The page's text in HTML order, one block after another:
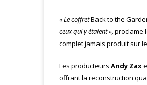
« Le coffretBack to the
ceux qui y étaient », proclame
complet jamais produit sur
Les producteurs Andy Zax
offrant la reconstruction